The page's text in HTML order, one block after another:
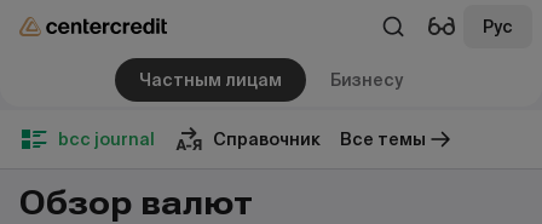
Рус
Частным лицам Бизнесу
bcc journal Справочник Все темы
Обзор валют